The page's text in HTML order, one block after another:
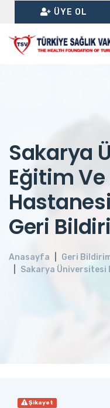
ÜYE OL
Sakarya
Eğitim
Geri
Anasayfa
Geri
Sakarya Üniversitesi
Şikayet